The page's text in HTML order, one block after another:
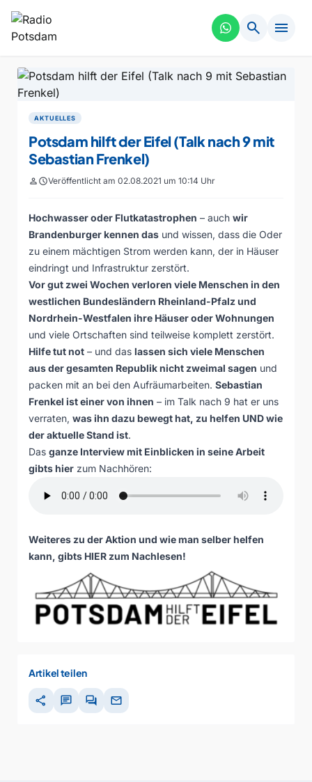
search menu
AKTUELLES
Potsdam hilft der Eifel (Talk nach 9 mit
Sebastian Frenkel)
personscheduleVeröffentlicht am 02.08.2021 um 10:14 Uhr
Hochwasser oder Flutkatastrophen – auch wir
Brandenburger kennen das und wissen, dass die Oder
zu einem mächtigen Strom werden kann, der in Häuser
eindringt und Infrastruktur zerstört.
Vor gut zwei Wochen verloren viele Menschen in den
westlichen Bundesländern Rheinland-Pfalz und
Nordrhein-Westfalen ihre Häuser oder Wohnungen
und viele Ortschaften sind teilweise komplett zerstört.
Hilfe tut not – und das lassen sich viele Menschen
aus der gesamten Republik nicht zweimal sagen und
packen mit an bei den Aufräumarbeiten. Sebastian
Frenkel ist einer von ihnen – im Talk nach 9 hat er uns
verraten, was ihn dazu bewegt hat, zu helfen UND wie
der aktuelle Stand ist.
Das ganze Interview mit Einblicken in seine Arbeit
gibts hier zum Nachhören:
Weiteres zu der Aktion und wie man selber helfen
kann, gibts HIER zum Nachlesen!
Artikel teilen
share chat forum mail